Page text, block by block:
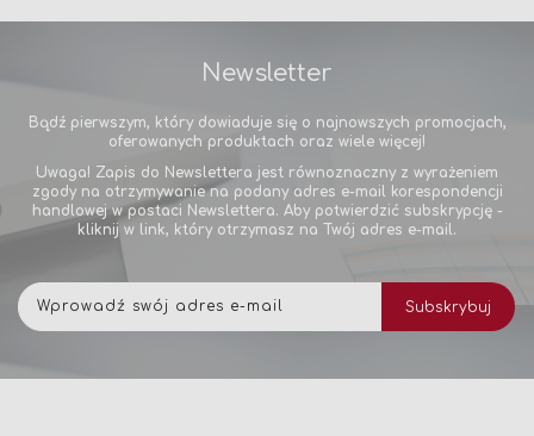
Newsletter
Bądź pierwszym, który dowiaduje się o najnowszych promocjach,
oferowanych produktach oraz wiele więcej!
Uwaga! Zapis do Newslettera jest równoznaczny z wyrażeniem
zgody na otrzymywanie na podany adres e-mail korespondencji
handlowej w postaci Newslettera. Aby potwierdzić subskrypcję -
kliknij w link, który otrzymasz na Twój adres e-mail.
nasz
newsletter:
Subskrybuj